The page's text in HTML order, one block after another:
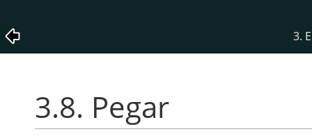
3.
3.8. Pegar